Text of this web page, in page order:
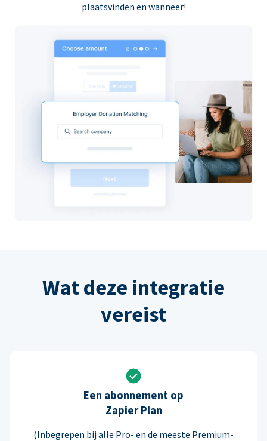
plaatsvinden en wanneer!
Wat deze integratie
vereist
Een abonnement op
Zapier Plan
(Inbegrepen bij alle Pro- en de meeste Premium-